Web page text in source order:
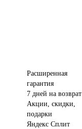
Расширенная
гарантия
7 дней на возврат
Акции, скидки,
подарки
Яндекс Сплит